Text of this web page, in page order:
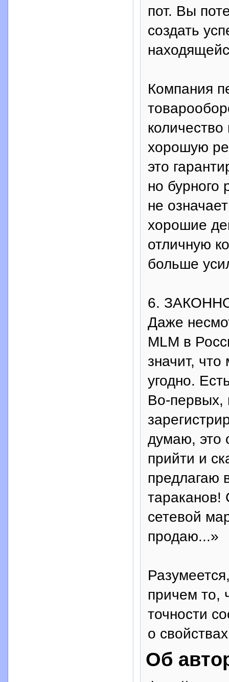
пот. Вы
создать
Компания
хорошую
это
но бурного
не
хорошие
отличную
больше
6.
Даже
MLM в
значит,
угодно.
Во-первых,
думаю, это
прийти и
предлагаю
сетевой
продаю...»
причем то,
точности
о
Об